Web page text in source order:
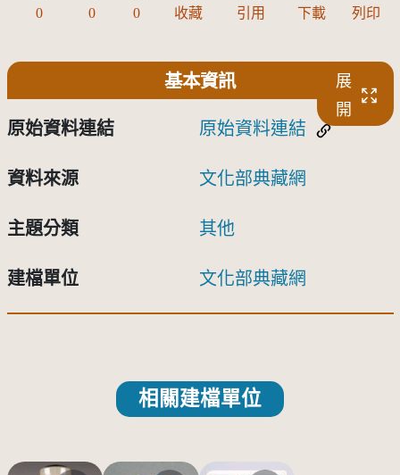
0 0 0 收藏 引用 下載 列印
基本資訊
展
開
原始資料連結 原始資料連結
資料來源 文化部典藏網
主題分類 其他
建檔單位 文化部典藏網
相關建檔單位